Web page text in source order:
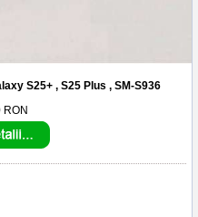
S25+ , S25 Plus , SM-S936
RON